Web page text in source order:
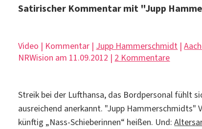
Satirischer Kommentar mit "Jupp
Video | Kommentar | Jupp Hammerschmidt |
NRWision am 11.09.2012 | 2 Kommentare
Streik bei der Lufthansa, das Bordpersonal fühlt
ausreichend anerkannt. "Jupp Hammerschmidts"
künftig „Nass-Schieberinnen“ heißen. Und: